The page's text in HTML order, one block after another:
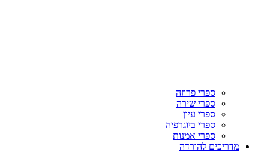
ספרי פרוזה
ספרי שירה
ספרי עיון
ספרי ביוגרפיה
ספרי אמנות
מדריכים להורדה